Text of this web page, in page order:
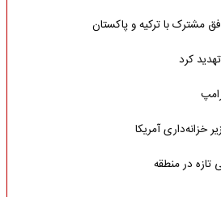
مشترک با ترکیه و پاکستان
کرد
خزانه‌داری آمریکا
در منطقه